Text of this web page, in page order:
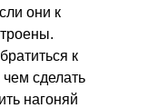
они к
к
сделать
нагоняй